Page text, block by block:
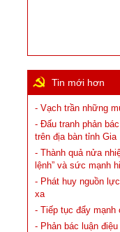
Tin mới hơn
- Vạch trần những
- Đấu tranh phản
trên địa bàn tỉnh Gia
- Thành quả nửa
lệnh” và sức mạnh
- Phát huy nguồn
xa
- Tiếp tục đẩy mạnh
- Phản bác luận